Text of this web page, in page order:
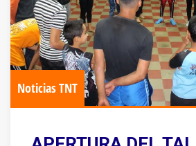
Noticias TNT